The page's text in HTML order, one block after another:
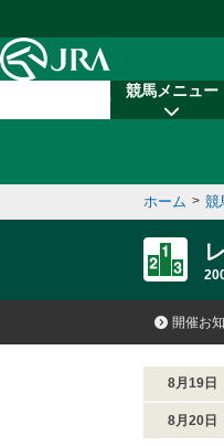
競馬メニュー
ホーム > 競
開催お
8月19日
8月20日